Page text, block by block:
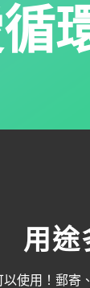
用途
以使用！郵寄